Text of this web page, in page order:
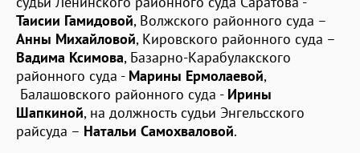
Таисии Гамидовой, Волжского районного суда –
Анны Михайловой, Кировского районного суда –
Вадима Ксимова, Базарно-Карабулакского
районного суда - Марины Ермолаевой,
Балашовского районного суда - Ирины
Шапкиной, на должность судьи Энгельсского
райсуда – Натальи Самохваловой.